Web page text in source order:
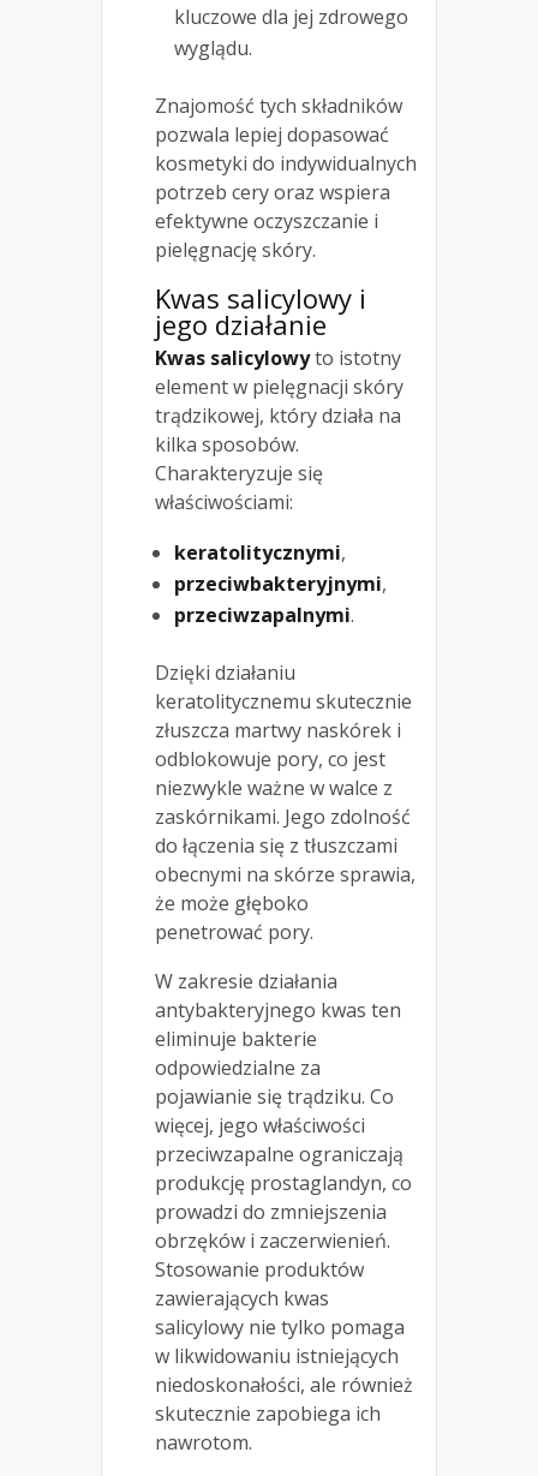
kluczowe dla jej zdrowego
wyglądu.
Znajomość tych składników
pozwala lepiej dopasować
kosmetyki do indywidualnych
potrzeb cery oraz wspiera
efektywne oczyszczanie i
pielęgnację skóry.
Kwas salicylowy i
jego działanie
Kwas salicylowyto istotny
element w pielęgnacji skóry
trądzikowej, który działa na
kilka sposobów.
Charakteryzuje się
właściwościami:
keratolitycznymi,
przeciwbakteryjnymi,
przeciwzapalnymi.
Dzięki działaniu
keratolitycznemu skutecznie
złuszcza martwy naskórek i
odblokowuje pory, co jest
niezwykle ważne w walce z
zaskórnikami. Jego zdolność
do łączenia się z tłuszczami
obecnymi na skórze sprawia,
że może głęboko
penetrować pory.
W zakresie działania
antybakteryjnego kwas ten
eliminuje bakterie
odpowiedzialne za
pojawianie się trądziku. Co
więcej, jego właściwości
przeciwzapalne ograniczają
produkcję prostaglandyn, co
prowadzi do zmniejszenia
obrzęków i zaczerwienień.
Stosowanie produktów
zawierających kwas
salicylowy nie tylko pomaga
w likwidowaniu istniejących
niedoskonałości, ale również
skutecznie zapobiega ich
nawrotom.